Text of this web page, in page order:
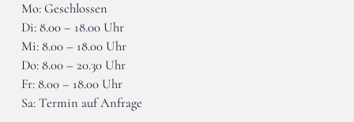
Mo: Geschlossen
Di: 8.00 – 18.00 Uhr
Mi: 8.00 – 18.00 Uhr
Do: 8.00 – 20.30 Uhr
Fr: 8.00 – 18.00 Uhr
Sa: Termin auf Anfrage